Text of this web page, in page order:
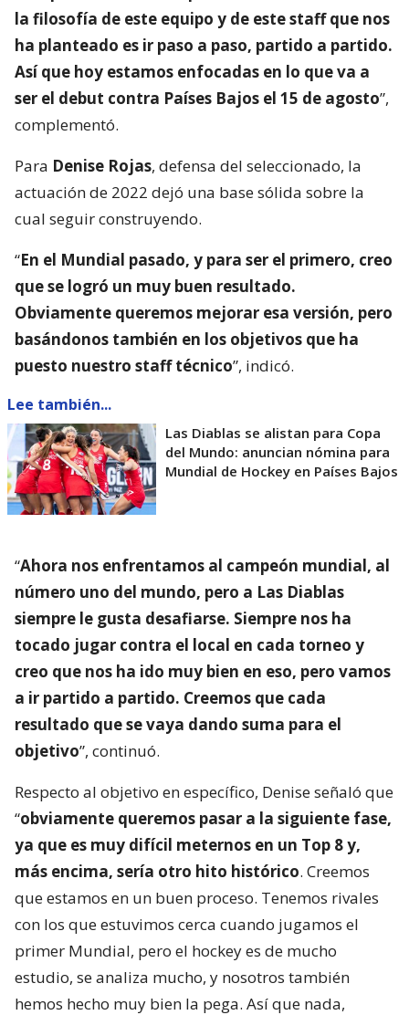
la filosofía de este equipo y de este staff que nos
ha planteado es ir paso a paso, partido a partido.
Así que hoy estamos enfocadas en lo que va a
ser el debut contra Países Bajos el 15 de agosto”,
complementó.
Para Denise Rojas, defensa del seleccionado, la
actuación de 2022 dejó una base sólida sobre la
cual seguir construyendo.
“En el Mundial pasado, y para ser el primero, creo
que se logró un muy buen resultado.
Obviamente queremos mejorar esa versión, pero
basándonos también en los objetivos que ha
puesto nuestro staff técnico”, indicó.
Lee también...
Las Diablas se alistan para Copa
del Mundo: anuncian nómina para
Mundial de Hockey en Países Bajos
“Ahora nos enfrentamos al campeón mundial, al
número uno del mundo, pero a Las Diablas
siempre le gusta desafiarse. Siempre nos ha
tocado jugar contra el local en cada torneo y
creo que nos ha ido muy bien en eso, pero vamos
a ir partido a partido. Creemos que cada
resultado que se vaya dando suma para el
objetivo”, continuó.
Respecto al objetivo en específico, Denise señaló que
“obviamente queremos pasar a la siguiente fase,
ya que es muy difícil meternos en un Top 8 y,
más encima, sería otro hito histórico. Creemos
que estamos en un buen proceso. Tenemos rivales
con los que estuvimos cerca cuando jugamos el
primer Mundial, pero el hockey es de mucho
estudio, se analiza mucho, y nosotros también
hemos hecho muy bien la pega. Así que nada,